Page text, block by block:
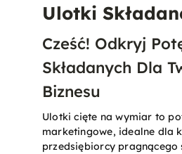
Ulotki
Cześć! Odkryj
Składanych Dla
Biznesu
Ulotki cięte na wymiar to
marketingowe, idealne dla
przedsiębiorcy pragnącego